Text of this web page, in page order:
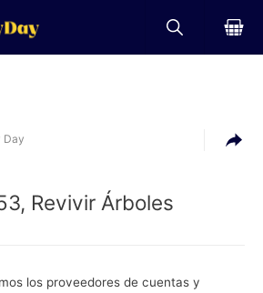
Day
Revivir Árboles
los proveedores de cuentas y